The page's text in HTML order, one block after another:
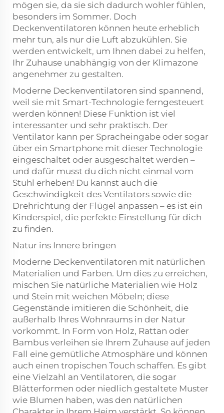
mögen sie, da sie sich dadurch wohler fühlen,
besonders im Sommer. Doch
Deckenventilatoren können heute erheblich
mehr tun, als nur die Luft abzukühlen. Sie
werden entwickelt, um Ihnen dabei zu helfen,
Ihr Zuhause unabhängig von der Klimazone
angenehmer zu gestalten.
Moderne Deckenventilatoren sind spannend,
weil sie mit Smart-Technologie ferngesteuert
werden können! Diese Funktion ist viel
interessanter und sehr praktisch. Der
Ventilator kann per Spracheingabe oder sogar
über ein Smartphone mit dieser Technologie
eingeschaltet oder ausgeschaltet werden –
und dafür musst du dich nicht einmal vom
Stuhl erheben! Du kannst auch die
Geschwindigkeit des Ventilators sowie die
Drehrichtung der Flügel anpassen – es ist ein
Kinderspiel, die perfekte Einstellung für dich
zu finden.
Natur ins Innere bringen
Moderne Deckenventilatoren mit natürlichen
Materialien und Farben. Um dies zu erreichen,
mischen Sie natürliche Materialien wie Holz
und Stein mit weichen Möbeln; diese
Gegenstände imitieren die Schönheit, die
außerhalb Ihres Wohnraums in der Natur
vorkommt. In Form von Holz, Rattan oder
Bambus verleihen sie Ihrem Zuhause auf jeden
Fall eine gemütliche Atmosphäre und können
auch einen tropischen Touch schaffen. Es gibt
eine Vielzahl an Ventilatoren, die sogar
Blätterformen oder niedlich gestaltete Muster
wie Blumen haben, was den natürlichen